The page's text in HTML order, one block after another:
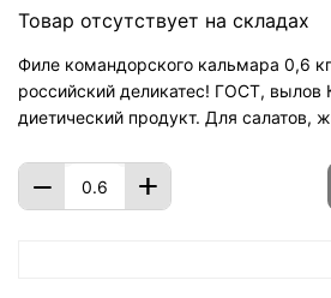
Товар отсутствует на складах
Филе командорского кальмара 0,6
российский деликатес! ГОСТ, вылов
диетический продукт. Для салатов,
+
−